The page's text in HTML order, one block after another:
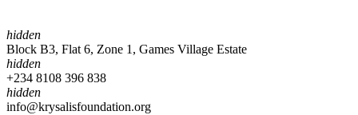
hidden
Block B3, Flat 6, Zone 1, Games Village Estate
hidden
+234 8108 396 838
hidden
info@krysalisfoundation.org